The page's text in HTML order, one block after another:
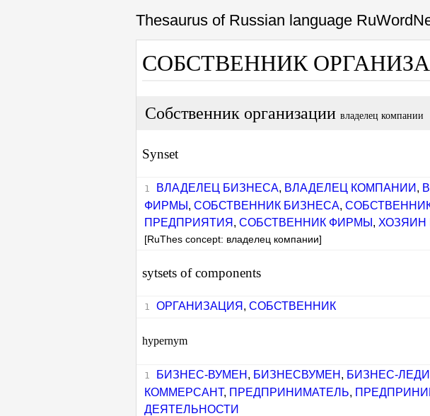
Thesaurus of Russian language
СОБСТВЕННИК
Собственник организации владелец компании
Synset
ВЛАДЕЛЕЦ БИЗНЕСА, ВЛАДЕЛЕЦ КОМПАНИИ ,
ФИРМЫ ,СОБСТВЕННИК БИЗНЕСА,
ПРЕДПРИЯТИЯ ,СОБСТВЕННИК ФИРМЫ , ХОЗЯИН
[RuThes concept: владелец компании]
sytsets of components
ОРГАНИЗАЦИЯ , СОБСТВЕННИК
hypernym
БИЗНЕС-ВУМЕН , БИЗНЕСВУМЕН , БИЗНЕС-ЛЕДИ
КОММЕРСАНТ, ПРЕДПРИНИМАТЕЛЬ,
ДЕЯТЕЛЬНОСТИ